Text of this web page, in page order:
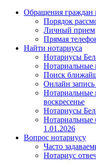
Обращения граждан
Порядок
Личный прием
Прямая
Найти нотариуса
Нотариусы
Нотариальные
Поиск
Онлайн
Нотариальные
воскресенье
Нотариусы
Нотариальные
1.01.2026
Вопрос нотариусу
Часто
Нотариус